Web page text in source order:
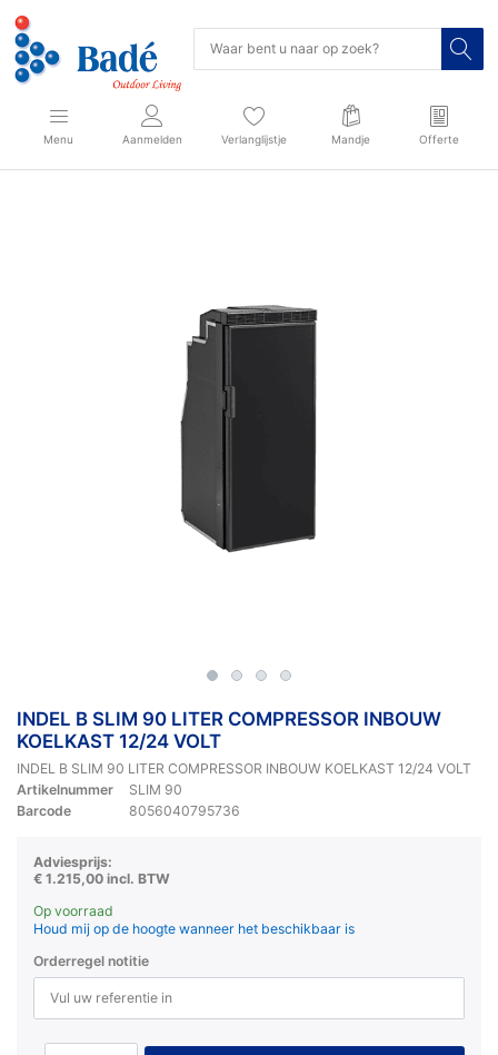
Menu Aanmelden Verlanglijstje Mandje Offerte
INDEL B SLIM 90 LITER COMPRESSOR INBOUW
KOELKAST 12/24 VOLT
INDEL B SLIM 90 LITER COMPRESSOR INBOUW KOELKAST 12/24 VOLT
Artikelnummer
SLIM 90
Barcode
8056040795736
Adviesprijs:
€ 1.215,00 incl. BTW
Op voorraad
Houd mij op de hoogte wanneer het beschikbaar is
Orderregel notitie